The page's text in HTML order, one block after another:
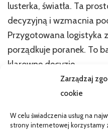
Zarządzaj
cookie
W celu świadczenia usług na
strony internetowej korzystamy
lusterka, światła. Ta
decyzyjną i wzmacnia
Przygotowana logistyka
porządkuje poranek. To
klarowne decyzje.
Czy można
razie